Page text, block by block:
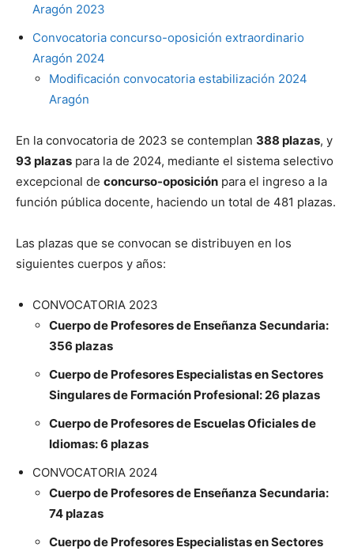
Aragón 2023
Convocatoria concurso-oposición extraordinario
Aragón 2024
Modificación convocatoria estabilización 2024
Aragón
En la convocatoria de 2023 se contemplan 388 plazas, y
93 plazas para la de 2024, mediante el sistema selectivo
excepcional de concurso-oposición para el ingreso a la
función pública docente, haciendo un total de 481 plazas.
Las plazas que se convocan se distribuyen en los
siguientes cuerpos y años:
CONVOCATORIA 2023
Cuerpo de Profesores de Enseñanza Secundaria:
356 plazas
Cuerpo de Profesores Especialistas en Sectores
Singulares de Formación Profesional: 26 plazas
Cuerpo de Profesores de Escuelas Oficiales de
Idiomas: 6 plazas
CONVOCATORIA 2024
Cuerpo de Profesores de Enseñanza Secundaria:
74 plazas
Cuerpo de Profesores Especialistas en Sectores